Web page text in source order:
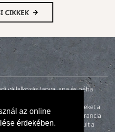
az online
érdekében.
CIKKEK
vállalkozás (anya, apa és néha
és egészséges festékeket a
német, angol és francia
Naturfarben bizonyult a